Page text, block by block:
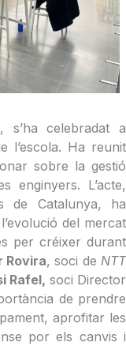
s’ha celebradat a
l’escola. Ha reunit
sobre la gestió
enginyers. L’acte,
de Catalunya, ha
del mercat
per créixer durant
Rovira, soci de NTT
Rafel, soci Director
de prendre
aprofitar les
por els canvis i